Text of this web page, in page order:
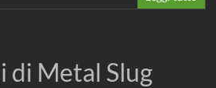
di Metal Slug